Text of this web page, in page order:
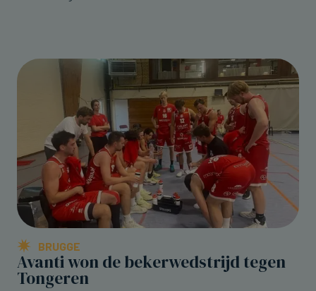
BRUGGE
Avanti won de bekerwedstrijd tegen
Tongeren